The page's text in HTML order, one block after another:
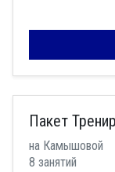
Пакет
на Камышовой
8 занятий